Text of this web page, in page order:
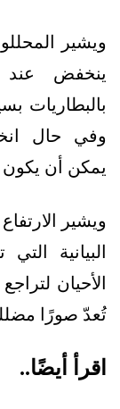
ويشير
ينخفض عند
بالبطاريات
وفي حال
يمكن أن يكون
ويشير
البيانية
الأحيان
تُعدّ صورًا
اقرأ أيضًا..